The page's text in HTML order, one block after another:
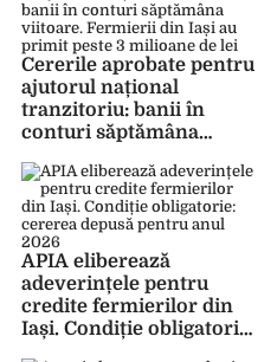
Cererile aprobate pentru
ajutorul național
tranzitoriu: banii în
conturi săptămâna
Iași au primit peste 3
milioane de lei
APIA eliberează
adeverințele pentru
credite fermierilor din
Iași. Condiție obligatorie: